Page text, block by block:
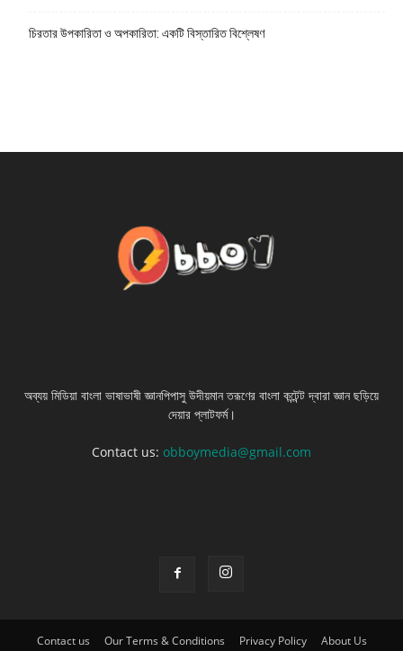
চিরতার উপকারিতা ও অপকারিতা: একটি বিস্তারিত বিশ্লেষণ
অব্যয় মিডিয়া বাংলা ভাষাভাষী জ্ঞানপিপাসু উদীয়মান তরূণের বাংলা কন্টেন্ট দ্বারা জ্ঞান ছড়িয়ে
দেয়ার প্লাটফর্ম।
Contact us: obboymedia@gmail.com
Contact us Our Terms & Conditions Privacy Policy About Us